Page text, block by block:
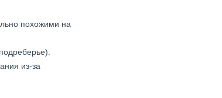
похожими на
из-за